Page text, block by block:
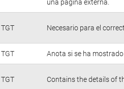
una pagina externa.
TGT Necesario para el
TGT Anota si se ha
TGT Contains the details of